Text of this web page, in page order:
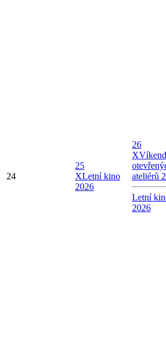
24
25
XLetní kino
2026
26
XVíkend
ateliérů
Letní
2026